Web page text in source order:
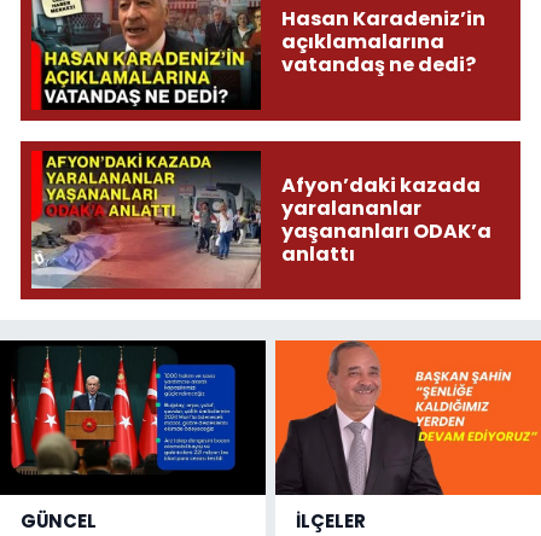
Hasan Karadeniz’in
açıklamalarına
vatandaş ne dedi?
Afyon’daki kazada
yaralananlar
yaşananları ODAK’a
anlattı
GÜNCEL İLÇELER